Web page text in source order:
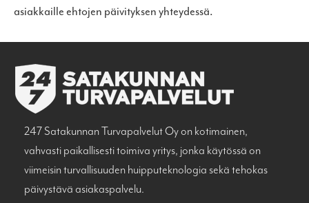
asiakkaille ehtojen päivityksen yhteydessä.
247 Satakunnan Turvapalvelut Oy on kotimainen,
vahvasti paikallisesti toimiva yritys, jonka käytössä on
viimeisin turvallisuuden huipputeknologia sekä tehokas
päivystävä asiakaspalvelu.